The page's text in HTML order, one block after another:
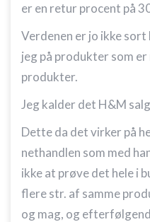
er en retur procent på
Verdenen er jo ikke
jeg på produkter som
produkter.
Jeg kalder det H&M
Dette da det virker på
nethandlen som med
ikke at prøve det hele i
flere str. af samme
og mag, og